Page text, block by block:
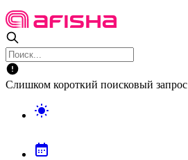
Слишком короткий поисковый запрос